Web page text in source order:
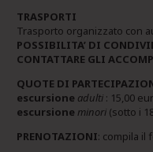
TRASPORTI
Trasporto organizzato con
POSSIBILITA’ DI
CONTATTARE GLI
QUOTE DI
escursione adulti : 15,00
escursione minori (sotto i
PRENOTAZIONI: compila il